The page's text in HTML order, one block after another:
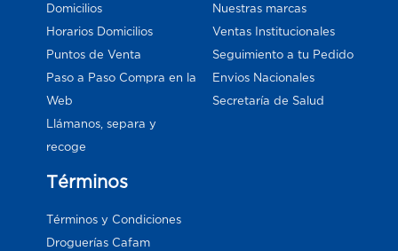
Domicilios
Horarios Domicilios
Puntos de Venta
Paso a Paso Compra en la
Web
Llámanos, separa y
recoge
Nuestras marcas
Ventas Institucionales
Seguimiento a tu Pedido
Envios Nacionales
Secretaría de Salud
Términos
Términos y Condiciones
Droguerías Cafam